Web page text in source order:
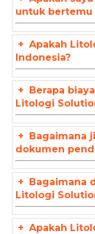
untuk bertemu
+ Apakah
Indonesia?
+ Berapa
Litologi
+ Bagaimana
dokumen
+ Bagaimana
Litologi
+ Apakah